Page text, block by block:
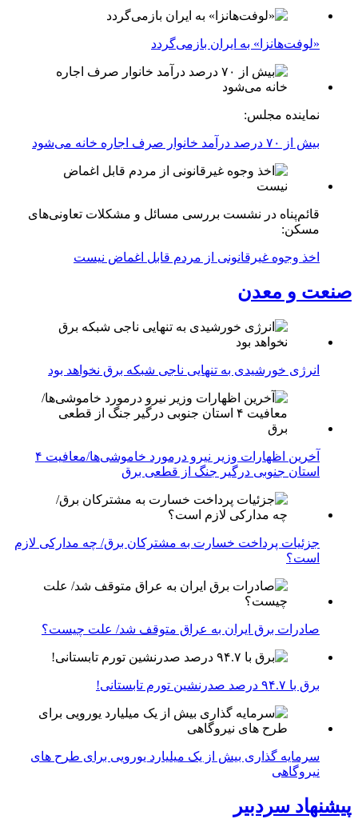
«لوفت‌هانزا» به ایران بازمی‌گردد
نماینده مجلس:
بیش از ۷۰ درصد درآمد خانوار صرف اجاره خانه می‌شود
قائم‌پناه در نشست بررسی مسائل و مشکلات تعاونی‌های
مسکن:
اخذ وجوه غیرقانونی از مردم قابل اغماض نیست
صنعت و معدن
انرژی خورشیدی به تنهایی ناجی شبکه برق نخواهد بود
آخرین اظهارات وزیر نیرو درمورد خاموشی‌ها/معافیت ۴
استان جنوبی درگیر جنگ از قطعی برق
جزئیات پرداخت خسارت به مشترکان برق/ چه مدارکی لازم
است؟
صادرات برق ایران به عراق متوقف شد/ علت چیست؟
برق با ۹۴.۷ درصد صدرنشین تورم تابستانی!
سرمایه گذاری بیش از یک میلیارد یورویی برای طرح های
نیروگاهی
پیشنهاد سردبیر